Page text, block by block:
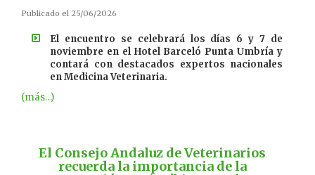
Publicado el 25/06/2026
El encuentro se celebrará los días 6 y 7 de
noviembre en el Hotel Barceló Punta Umbría y
contará con destacados expertos nacionales
en Medicina Veterinaria.
(más…)
El Consejo Andaluz de Veterinarios
recuerda la importancia de la